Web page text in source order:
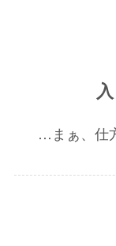
…まぁ、仕